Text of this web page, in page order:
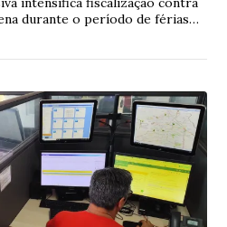
durante o período de férias